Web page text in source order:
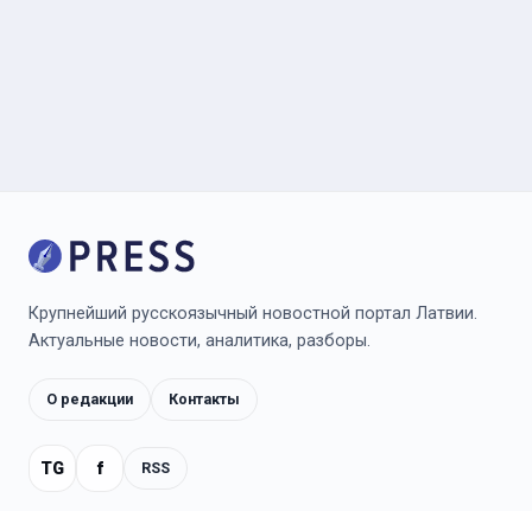
Крупнейший русскоязычный новостной портал Латвии.
Актуальные новости, аналитика, разборы.
О редакции Контакты
TG f RSS